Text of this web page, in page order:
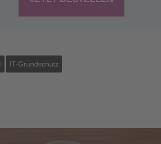
IT-Grundschutz